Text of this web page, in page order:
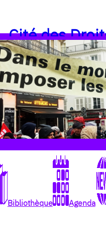
Cité des
Bibliothèque Agenda